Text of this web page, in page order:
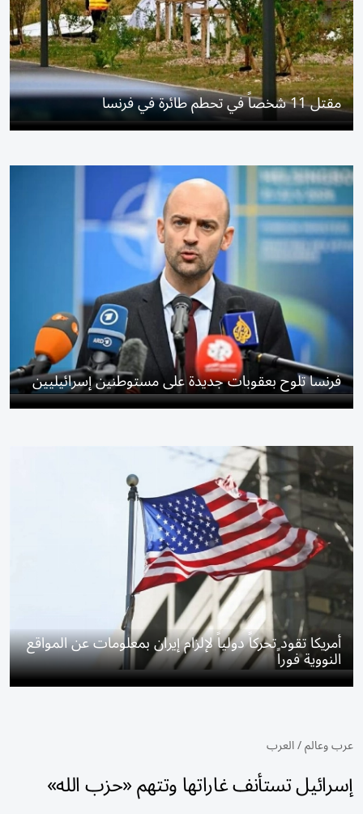
مقتل 11 شخصاً في تحطم طائرة في فرنسا
فرنسا تلوح بعقوبات جديدة على مستوطنين إسرائيليين
أمريكا تقود تحركاً دولياً لإلزام إيران بمعلومات عن المواقع
النووية فوراً
عرب وعالم/العرب
إسرائيل تستأنف غاراتها وتتهم «حزب الله»